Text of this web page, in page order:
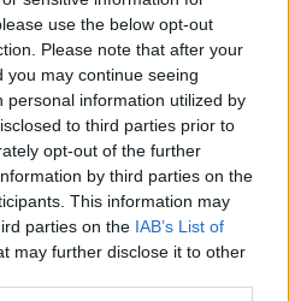
use the below opt-out
Please note that after your
may continue seeing
personal information utilized by
to third parties prior to
opt-out of the further
by third parties on the
This information may
parties on the IAB’s List of
may further disclose it to other
08.07.2026
Daria Silișteanu este noua
campioană europeană la înot.
Sportiva din Fălticeni stabilește și
un nou record național
SPORT